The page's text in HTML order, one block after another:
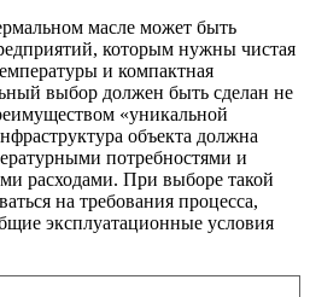
масле может быть
которым нужны чистая
и компактная
выбор должен быть сделан не
«уникальной
объекта должна
потребностями и
расходами. При выборе такой
на требования процесса,
эксплуатационные условия